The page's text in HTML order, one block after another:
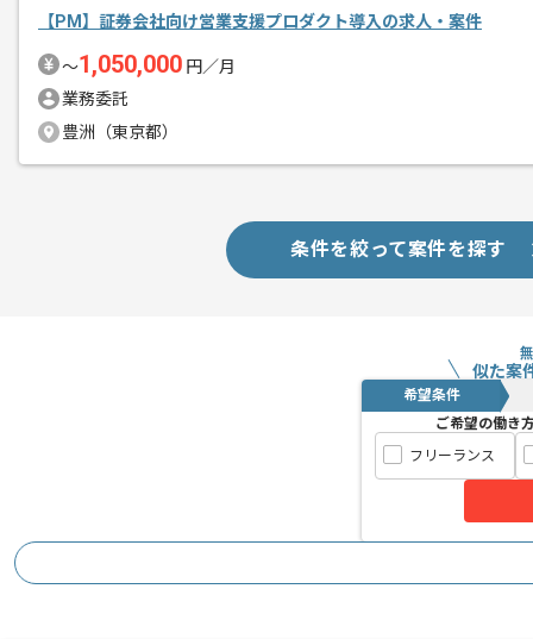
より満足度の高いサービスを提供するた
基本的にはフルリモートでの作業を想
【PM】証券会社向け営業支援プロダクト導入の求人・案件
〜1,050,000 円／月
業務委託
豊洲（東京都）
条件を絞って案件を探す
似た案
希望条件
ご希望の働き
フリーランス